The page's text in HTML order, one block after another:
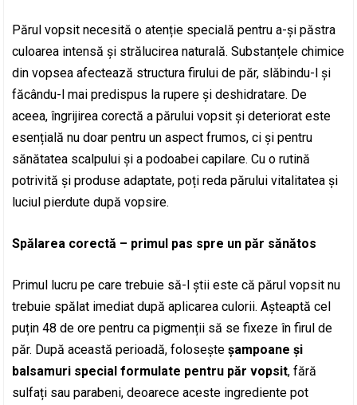
Părul vopsit necesită o atenție specială pentru a-și păstra
culoarea intensă și strălucirea naturală. Substanțele chimice
din vopsea afectează structura firului de păr, slăbindu-l și
făcându-l mai predispus la rupere și deshidratare. De
aceea, îngrijirea corectă a părului vopsit și deteriorat este
esențială nu doar pentru un aspect frumos, ci și pentru
sănătatea scalpului și a podoabei capilare. Cu o rutină
potrivită și produse adaptate, poți reda părului vitalitatea și
luciul pierdute după vopsire.
Spălarea corectă – primul pas spre un păr sănătos
Primul lucru pe care trebuie să-l știi este că părul vopsit nu
trebuie spălat imediat după aplicarea culorii. Așteaptă cel
puțin 48 de ore pentru ca pigmenții să se fixeze în firul de
păr. După această perioadă, foloseșteșampoane și
balsamuri special formulate pentru păr vopsit, fără
sulfați sau parabeni, deoarece aceste ingrediente pot